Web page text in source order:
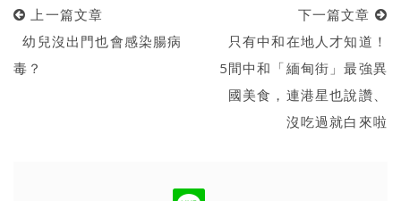
上一篇文章
幼兒沒出門也會感染腸病
毒？
下一篇文章
只有中和在地人才知道！
5間中和「緬甸街」最強異
國美食，連港星也說讚、
沒吃過就白來啦